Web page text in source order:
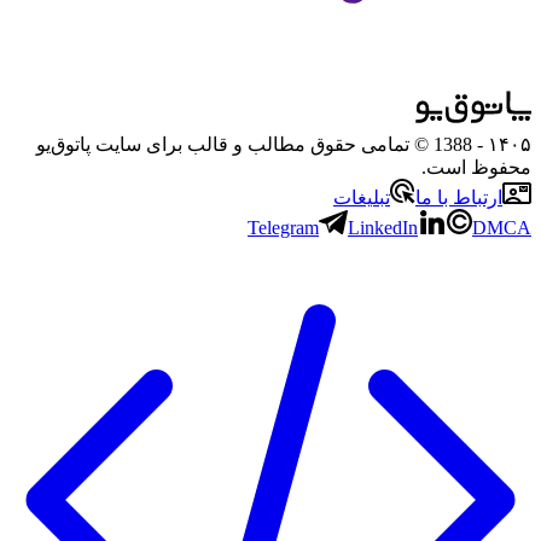
۱۴۰۵
- 1388 © تمامی حقوق مطالب و قالب برای سایت پاتوق‌یو
محفوظ است.
ارتباط با ما
تبلیغات
Telegram
LinkedIn DMCA